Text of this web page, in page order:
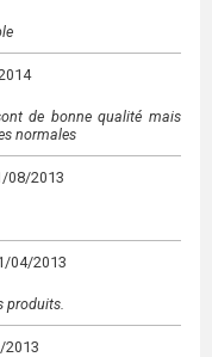
de bonne qualité mais
normales
08/2013
04/2013
produits.
2013